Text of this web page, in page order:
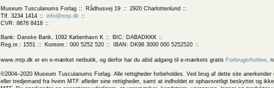
Museum Tusculanums Forlag Rådhusvej 19
2920 Charlottenlund
Tlf. 3234 1414
info@mtp.dk
CVR: 8876 8418
Bank: Danske Bank, 1092 København K
BIC: DABADKKK
Reg.nr.: 1551
Kontonr.: 000 5252 520 IBAN: DK98 3000 000 5252520
www.mtp.dk er en e-mærket netbutik, og derfor har du altid adgang til e-mærkets gratis Forbrugerhotline,
©2004–2020 Museum Tusculanums Forlag. Alle rettigheder forbeholdes. Ved brug af dette site
eller tredjemand fra hvem MTF afleder sine rettigheder, samt at indholdet er ophavsretligt beskyttet og